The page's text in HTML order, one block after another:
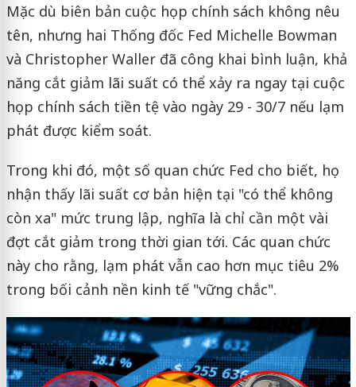
Mặc dù biên bản cuộc họp chính sách không nêu
tên, nhưng hai Thống đốc Fed Michelle Bowman
và Christopher Waller đã công khai bình luận, khả
năng cắt giảm lãi suất có thể xảy ra ngay tại cuộc
họp chính sách tiền tệ vào ngày 29 - 30/7 nếu lạm
phát được kiểm soát.
Trong khi đó, một số quan chức Fed cho biết, họ
nhận thấy lãi suất cơ bản hiện tại "có thể không
còn xa" mức trung lập, nghĩa là chỉ cần một vài
đợt cắt giảm trong thời gian tới. Các quan chức
này cho rằng, lạm phát vẫn cao hơn mục tiêu 2%
trong bối cảnh nền kinh tế "vững chắc".